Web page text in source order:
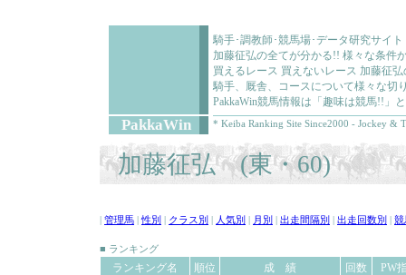
騎手･調教師･競馬場･データ研究サイ
加藤征弘の全てが分かる!! 様々な条件
買えるレース 買えないレース 加藤征
騎手、厩舎、コースについて様々な切
PakkaWin競馬情報は「趣味は競馬!!」
PakkaWin * Keiba Ranking Site Since2000 - Jockey &
加藤征弘 (東・60)
管理馬 |性別 クラス別 人気別 月別 出走間隔別 出走回数別 競
■ ランキング
ランキング名 順位 成 績 回数
PW